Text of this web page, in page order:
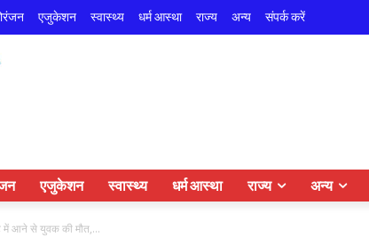
एजुकेशन स्वास्थ्य धर्म आस्था राज्य अन्य संपर्क करें
एजुकेशन स्वास्थ्य धर्म आस्था राज्य अन्य
में आने से युवक की मौत,...